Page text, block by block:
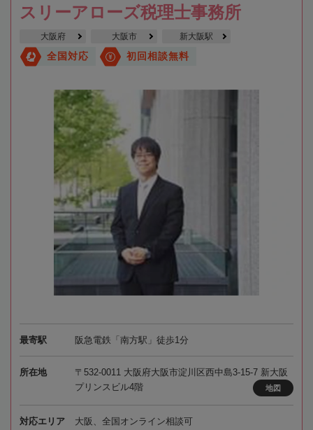
スリーアローズ税理士事務所
大阪府 大阪市 新大阪駅
全国対応 初回相談無料
最寄駅 阪急電鉄「南方駅」徒歩1分
所在地
〒532-0011 大阪府大阪市淀川区西中島3-15-7 新大阪
プリンスビル4階
地図
対応エリア 大阪、全国オンライン相談可